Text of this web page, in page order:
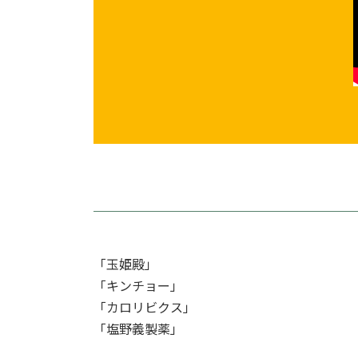
「玉姫殿」
「キンチョー」
「カロリビクス」
「塩野義製薬」